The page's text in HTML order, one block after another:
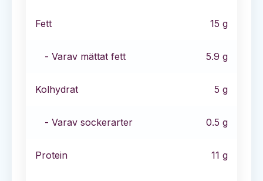
Fett 15 g
- Varav mättat fett 5.9 g
Kolhydrat 5 g
- Varav sockerarter 0.5 g
Protein 11 g